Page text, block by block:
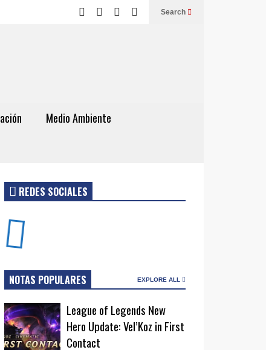
Search
Medio Ambiente
REDES SOCIALES
NOTAS POPULARES EXPLORE ALL
League of Legends New
Hero Update: Vel’Koz in First
Contact